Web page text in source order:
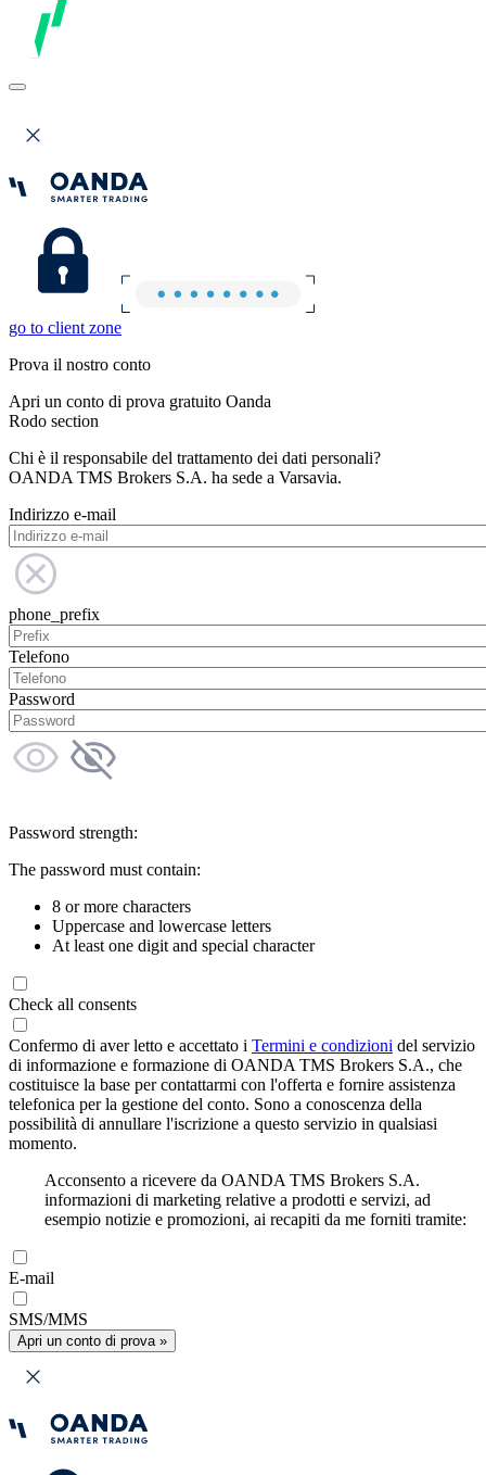
go to client zone
Prova il nostro conto
Apri un conto di prova gratuito Oanda
Rodo section
Chi è il responsabile del trattamento dei dati personali?
OANDA TMS Brokers S.A. ha sede a Varsavia.
Indirizzo e-mail
phone_prefix
Telefono
Password
Password strength:
The password must contain:
8 or more characters
Uppercase and lowercase letters
At least one digit and special character
Check all consents
Confermo di aver letto e accettato i Termini e condizioni del servizio
di informazione e formazione di OANDA TMS Brokers S.A., che
costituisce la base per contattarmi con l'offerta e fornire assistenza
telefonica per la gestione del conto. Sono a conoscenza della
possibilità di annullare l'iscrizione a questo servizio in qualsiasi
momento.
Acconsento a ricevere da OANDA TMS Brokers S.A.
informazioni di marketing relative a prodotti e servizi, ad
esempio notizie e promozioni, ai recapiti da me forniti tramite:
E-mail
SMS/MMS
Apri un conto di prova »